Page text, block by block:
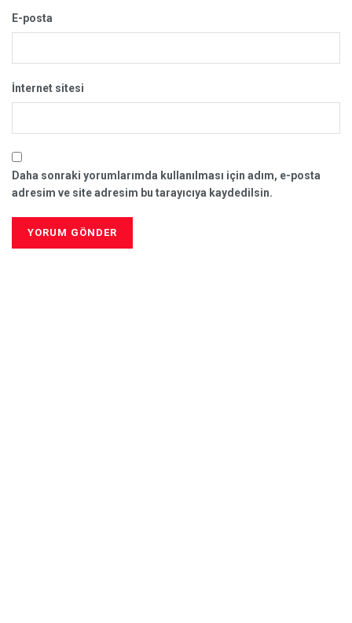
E-posta
İnternet sitesi
Daha sonraki yorumlarımda kullanılması için adım, e-posta
adresim ve site adresim bu tarayıcıya kaydedilsin.